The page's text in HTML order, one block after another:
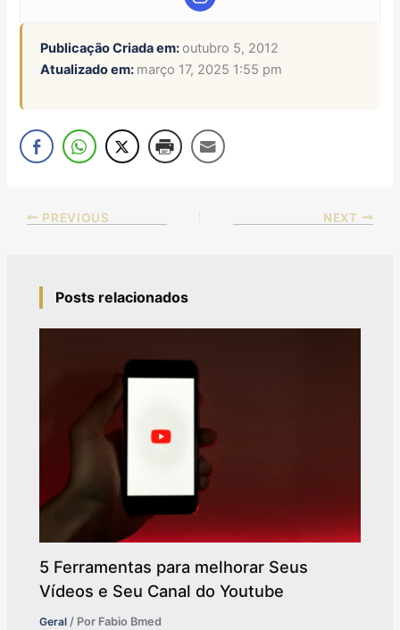
Publicação Criada em:outubro 5, 2012
Atualizado em: março 17, 2025 1:55 pm
PREVIOUS NEXT
Posts relacionados
5 Ferramentas para melhorar Seus
Vídeos e Seu Canal do Youtube
Geral / Por Fabio Bmed